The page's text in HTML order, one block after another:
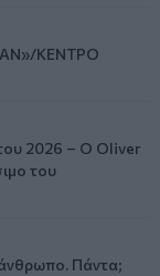
ΚΕΝΤΡΟ
2026 – Ο Oliver
του
Πάντα;